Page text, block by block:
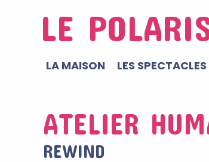
LE
LA MAISON LES SPECTACLES
ATELIER
REWIND